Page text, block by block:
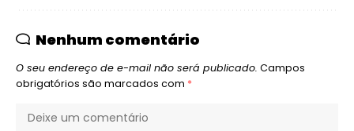
Nenhum comentário
O seu endereço de e-mail não será publicado. Campos
obrigatórios são marcados com *